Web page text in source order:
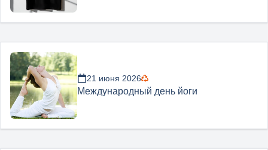
21 июня 2026
Международный день йоги